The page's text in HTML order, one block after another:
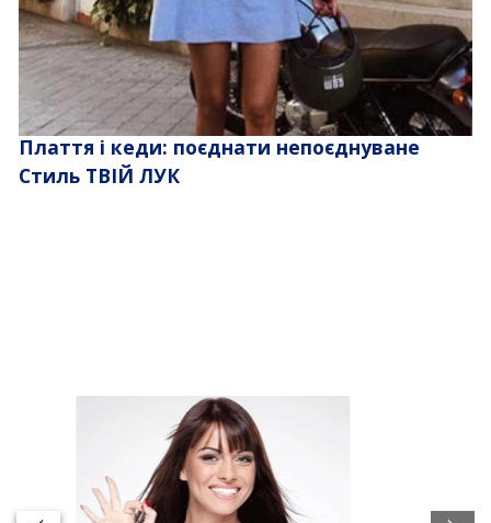
Плаття і кеди: поєднати непоєднуване
Стиль ТВІЙ ЛУК